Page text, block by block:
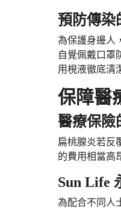
預防傳染
為保護身邊人
自覺佩戴口罩
用梘液徹底清
保障醫
醫療保險
扁桃腺炎若反
的費用相當高
Sun Life
為配合不同人